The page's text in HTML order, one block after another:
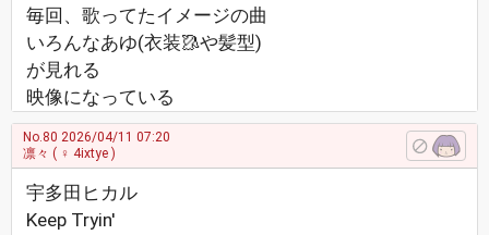
毎回、歌ってたイメージの曲
いろんなあゆ(衣装🥻や髪型)
が見れる
映像になっている
No.80 2026/04/11 07:20
凛々 ( ♀ 4ixtye )
宇多田ヒカル
Keep Tryin'